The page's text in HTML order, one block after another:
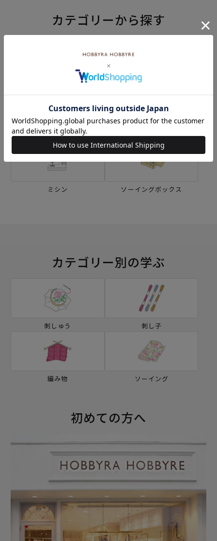
カテゴリーから探す
キット
刺し子 編み物
ミシン ソーイングボックス
カテゴリー別の学ぶ
刺しゅう 刺し子
編み物 ソーイング
初めての方へ